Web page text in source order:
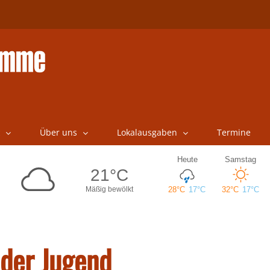
Über uns Lokalausgaben Termine
Jugend